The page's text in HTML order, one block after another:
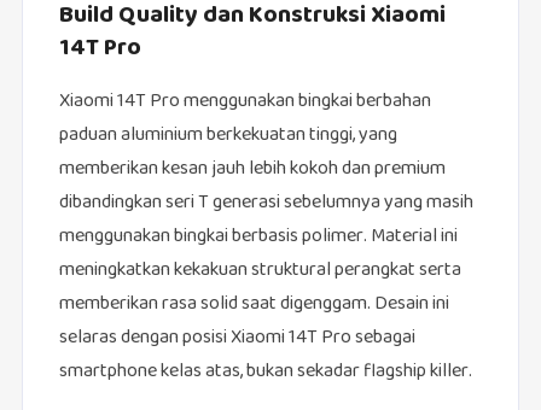
Build Quality dan Konstruksi Xiaomi
14T Pro
Xiaomi 14T Pro menggunakan bingkai berbahan
paduan aluminium berkekuatan tinggi, yang
memberikan kesan jauh lebih kokoh dan premium
dibandingkan seri T generasi sebelumnya yang masih
menggunakan bingkai berbasis polimer. Material ini
meningkatkan kekakuan struktural perangkat serta
memberikan rasa solid saat digenggam. Desain ini
selaras dengan posisi Xiaomi 14T Pro sebagai
smartphone kelas atas, bukan sekadar flagship killer.